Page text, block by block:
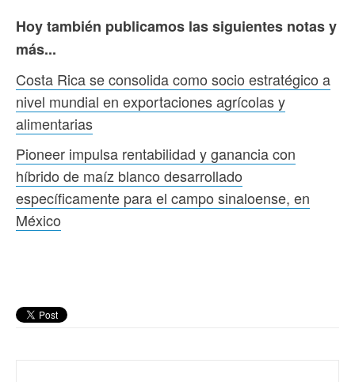
Hoy también publicamos las siguientes notas y
más...
Costa Rica se consolida como socio estratégico a
nivel mundial en exportaciones agrícolas y
alimentarias
Pioneer impulsa rentabilidad y ganancia con
híbrido de maíz blanco desarrollado
específicamente para el campo sinaloense, en
México